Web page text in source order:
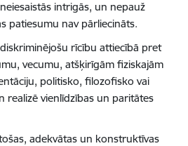
intrigās, un nepauž
patiesumu nav pārliecināts.
rīcību attiecībā pret
vecumu, atšķirīgām fiziskajām
politisko, filozofisko vai
realizē vienlīdzības un paritātes
adekvātas un konstruktīvas